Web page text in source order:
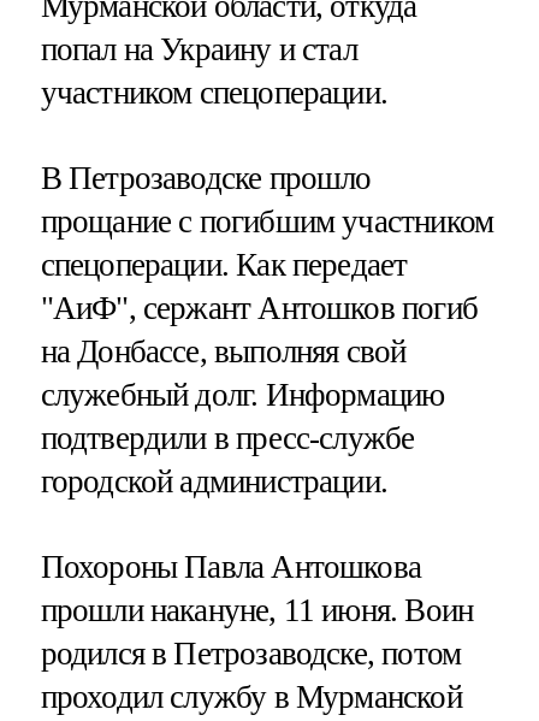
попал на Украину и стал
участником спецоперации.
В Петрозаводске прошло
прощание с погибшим участником
спецоперации. Как передает
"АиФ", сержант Антошков погиб
на Донбассе, выполняя свой
служебный долг. Информацию
подтвердили в пресс-службе
городской администрации.
Похороны Павла Антошкова
прошли накануне, 11 июня. Воин
родился в Петрозаводске, потом
проходил службу в Мурманской